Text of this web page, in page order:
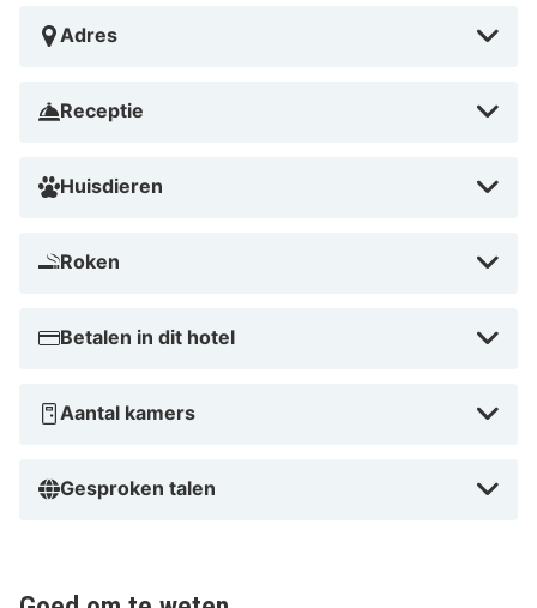
Adres
Receptie
Huisdieren
Roken
Betalen in dit hotel
Aantal kamers
Gesproken talen